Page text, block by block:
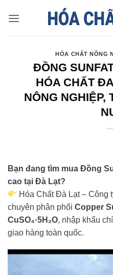
HÓA CHẤT NÔNG
ĐỒNG
HÓA CHẤT
NÔNG NGHIỆP,
Bạn đang tìm mua Đồng
cao tại Đà Lạt?
Hóa Chất Đà Lạt – Công
chuyên phân phối Copper
CuSO₄·5H₂O, nhập khẩu
giao hàng toàn quốc.